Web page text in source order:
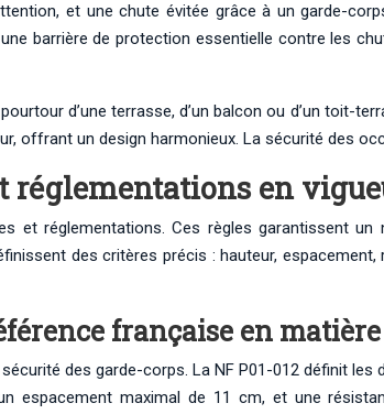
et une chute évitée grâce à un garde-
barrière de protection essentielle contre les
d’une terrasse, d’un balcon ou d’un toit-
offrant un design harmonieux. La sécurité des
réglementations en
et réglementations. Ces règles garantissent
des critères précis : hauteur,
française en
des garde-corps. La NF P01-012 définit
espacement maximal de 11 cm, et une